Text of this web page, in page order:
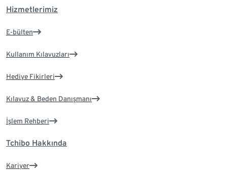
Hizmetlerimiz
E-bülten
Kullanım Kılavuzları
Hediye Fikirleri
Kılavuz & Beden Danışmanı
İşlem Rehberi
Tchibo Hakkında
Kariyer